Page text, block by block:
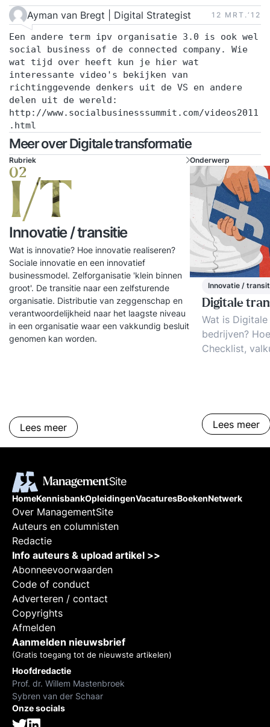
Ayman van Bregt | Digital Strategist 12 MRT.‘12
Een andere term ipv organisatie 3.0 is ook wel
social business of de connected company. Wie
wat tijd over heeft kun je hier wat
interessante video's bekijken van
richtinggevende denkers uit de VS en andere
delen uit de wereld:
http://www.socialbusinesssummit.com/videos2011
.html
Meer over Digitale transformatie
Rubriek
02
I/T
Innovatie / transitie
Wat is innovatie? Hoe innovatie realiseren?
Sociale innovatie en een innovatief
businessmodel. Zelforganisatie 'klein binnen
groot'. De transitie naar een zelfsturende
organisatie. Distributie van zeggenschap en
verantwoordelijkheid naar het laagste niveau
in een organisatie waar een vakkundig besluit
genomen kan worden.
Lees meer
Onderwerp
Innovatie /
Digitale
Wat is
bedrijven?
Checklist,
middelen ter
prestaties. De
transformatie
organisaties
Lees meer
HomeKennisbankOpleidingenVacaturesBoekenNetwerk
Over ManagementSite
Auteurs en columnisten
Redactie
Info auteurs & upload artikel >>
Abonneevoorwaarden
Code of conduct
Adverteren / contact
Copyrights
Afmelden
Aanmelden nieuwsbrief
(Gratis toegang tot de nieuwste artikelen)
Hoofdredactie
Prof. dr. Willem Mastenbroek
Sybren van der Schaar
Onze socials